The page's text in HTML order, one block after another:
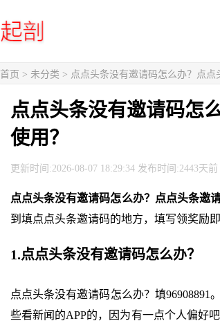
首页 > 未分类 > 点点头条没有邀请码怎么办？点点
点点头条没有邀请码怎
使用？
更新时间:2026-08-07 18:29:34 发布时间:2443天
点点头条没有邀请码怎么办？点点头条邀
到填点点头条邀请码的地方，填写领奖励即
1.点点头条没有邀请码怎么办？
点点头条没有邀请码怎么办？填96908891
些看新闻的APP的，因为有一点个人偏好